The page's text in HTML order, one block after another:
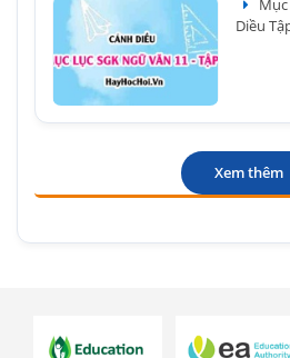
Diều
Xem thêm